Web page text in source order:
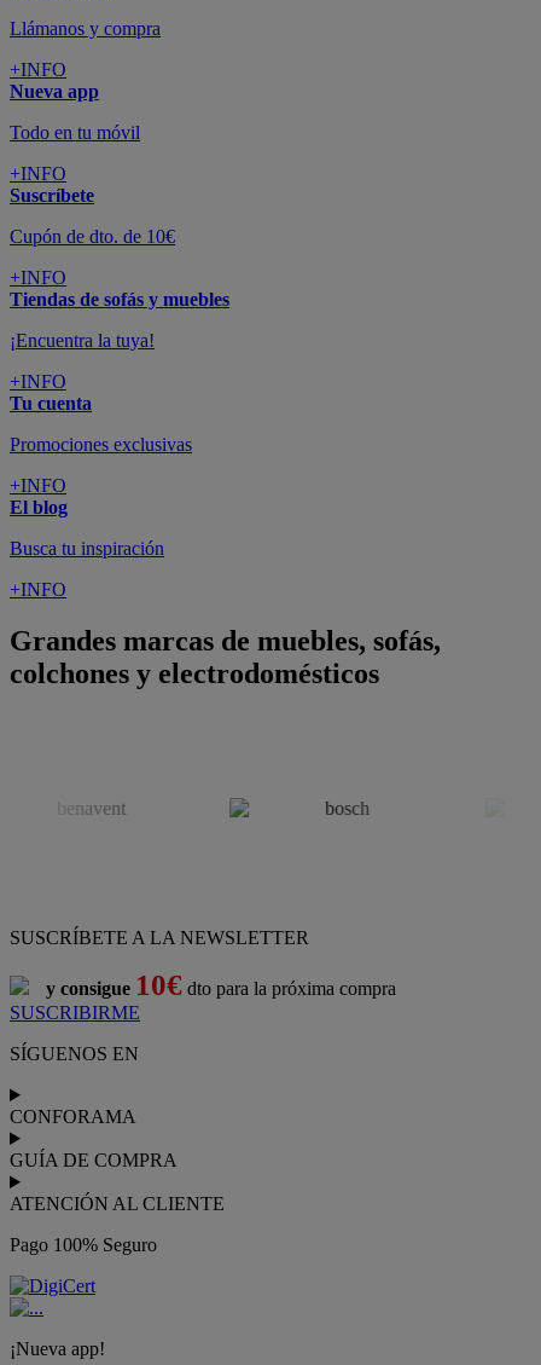
Llámanos y compra
+INFO
Nueva app
Todo en tu móvil
+INFO
Suscríbete
Cupón de dto. de 10€
+INFO
Tiendas de sofás y muebles
¡Encuentra la tuya!
+INFO
Tu cuenta
Promociones exclusivas
+INFO
El blog
Busca tu inspiración
+INFO
Grandes marcas de muebles, sofás,
colchones y electrodomésticos
SUSCRÍBETE A LA NEWSLETTER
y consigue 10€ dto para la próxima compra
SUSCRIBIRME
SÍGUENOS EN
CONFORAMA
GUÍA DE COMPRA
ATENCIÓN AL CLIENTE
Pago 100% Seguro
¡Nueva app!